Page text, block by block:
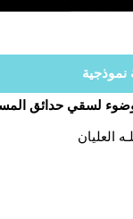
لسقي حدائق